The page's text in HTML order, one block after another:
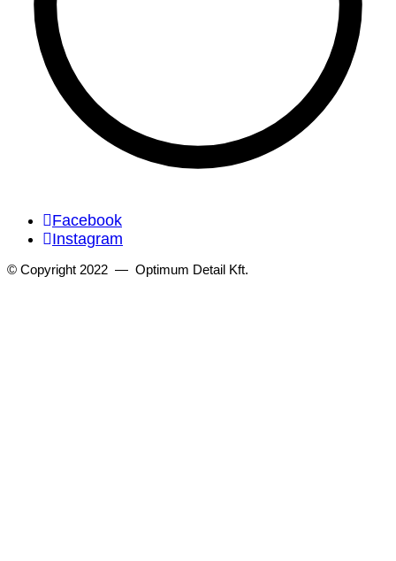
Facebook
Instagram
© Copyright 2022 — Optimum Detail Kft.